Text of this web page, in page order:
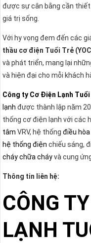
được sự cân bằng cần
giá trị sống.
Với hy vọng đem đến các
thầu cơ điện Tuổi Trẻ
và phát triển, mang lại
và hiện đại cho mỗi khách
Công ty Cơ Điện Lạnh Tuổi
lạnh được thành lập năm
thống cơ điện lạnh với các
tâm VRV, hệ thống điều
hệ thống điện chiếu sáng,
cháy chữa cháyvà cung
Thông tin liên hệ:
CÔNG
LẠNH